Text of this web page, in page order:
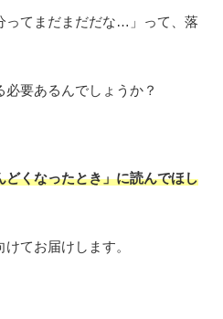
ってまだまだだな…」って、落
要あるんでしょうか？
どくなったとき」に読んでほし
てお届けします。